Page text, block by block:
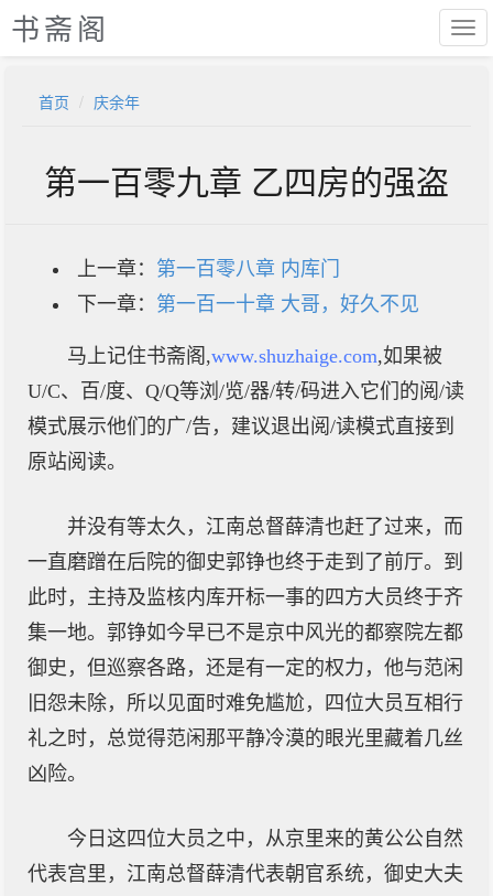
书斋阁
首页 庆余年
第一百零九章 乙四房的强盗
上一章： 第一百零八章 内库门
下一章： 第一百一十章 大哥，好久不见
马上记住书斋阁,www.shuzhaige.com,如果被
U/C、百/度、Q/Q等浏/览/器/转/码进入它们的阅/读
模式展示他们的广/告，建议退出阅/读模式直接到
原站阅读。
并没有等太久，江南总督薛清也赶了过来，而
一直磨蹭在后院的御史郭铮也终于走到了前厅。到
此时，主持及监核内库开标一事的四方大员终于齐
集一地。郭铮如今早已不是京中风光的都察院左都
御史，但巡察各路，还是有一定的权力，他与范闲
旧怨未除，所以见面时难免尴尬，四位大员互相行
礼之时，总觉得范闲那平静冷漠的眼光里藏着几丝
凶险。
今日这四位大员之中，从京里来的黄公公自然
代表宫里，江南总督薛清代表朝官系统，御史大夫